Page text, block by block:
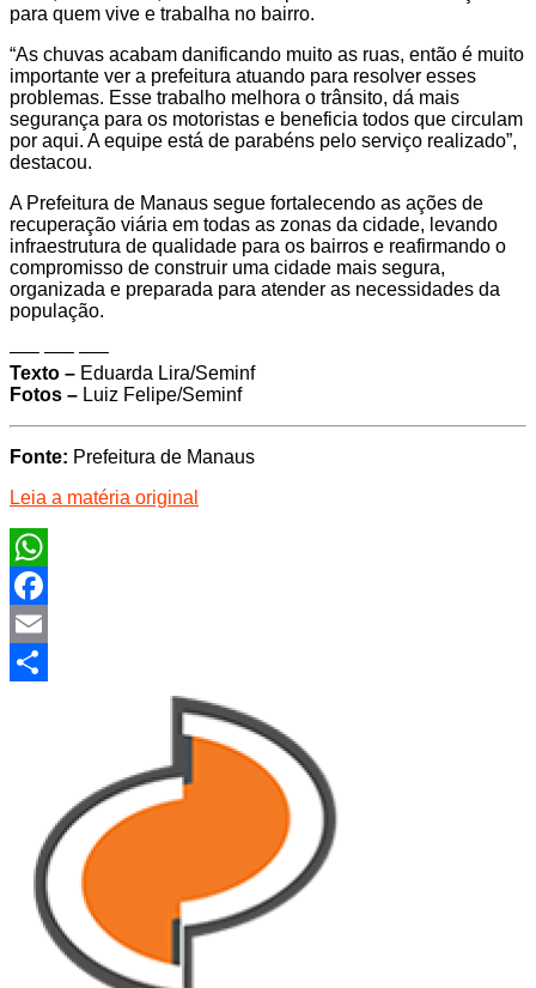
para quem vive e trabalha no bairro.
“As chuvas acabam danificando muito as ruas, então é muito
importante ver a prefeitura atuando para resolver esses
problemas. Esse trabalho melhora o trânsito, dá mais
segurança para os motoristas e beneficia todos que circulam
por aqui. A equipe está de parabéns pelo serviço realizado”,
destacou.
A Prefeitura de Manaus segue fortalecendo as ações de
recuperação viária em todas as zonas da cidade, levando
infraestrutura de qualidade para os bairros e reafirmando o
compromisso de construir uma cidade mais segura,
organizada e preparada para atender as necessidades da
população.
—– —– —–
Texto – Eduarda Lira/Seminf
Fotos – Luiz Felipe/Seminf
Fonte: Prefeitura de Manaus
Leia a matéria original
WhatsApp
Facebook
Email